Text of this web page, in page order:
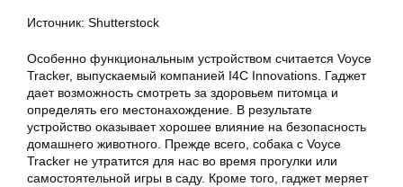
Источник: Shutterstock
Особенно функциональным устройством считается Voyce
Tracker, выпускаемый компанией I4C Innovations. Гаджет
дает возможность смотреть за здоровьем питомца и
определять его местонахождение. В результате
устройство оказывает хорошее влияние на безопасность
домашнего животного. Прежде всего, собака с Voyce
Tracker не утратится для нас во время прогулки или
самостоятельной игры в саду. Кроме того, гаджет меряет